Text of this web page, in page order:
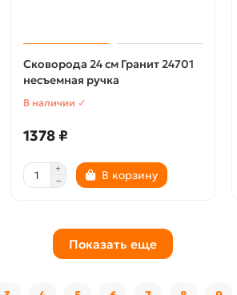
Сковорода 24 см Гранит 24701
несъемная ручка
В наличии ✓
1378 ₽
В корзину
Показать еще